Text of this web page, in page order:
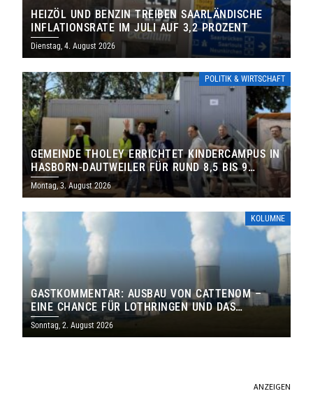
HEIZÖL UND BENZIN TREIBEN SAARLÄNDISCHE
INFLATIONSRATE IM JULI AUF 3,2 PROZENT
Dienstag, 4. August 2026
POLITIK & WIRTSCHAFT
GEMEINDE THOLEY ERRICHTET KINDERCAMPUS IN
HASBORN-DAUTWEILER FÜR RUND 8,5 BIS 9
MILLIONEN EURO
Montag, 3. August 2026
KOLUMNE
GASTKOMMENTAR: AUSBAU VON CATTENOM –
EINE CHANCE FÜR LOTHRINGEN UND DAS
SAARLAND
Sonntag, 2. August 2026
ANZEIGEN